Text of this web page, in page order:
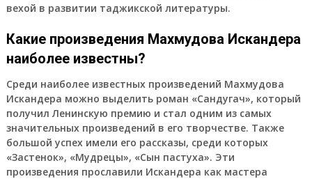
вехой в развитии таджикской литературы.
Какие произведения Махмудова Искандера
наиболее известны?
Среди наиболее известных произведений Махмудова
Искандера можно выделить роман «Сандугач», который
получил Ленинскую премию и стал одним из самых
значительных произведений в его творчестве. Также
большой успех имели его рассказы, среди которых
«Застенок», «Мудрецы», «Сын пастуха». Эти
произведения прославили Искандера как мастера